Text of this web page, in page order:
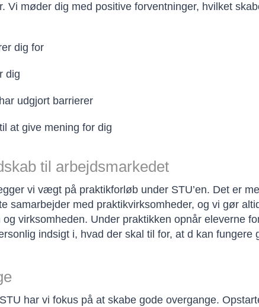
Vi møder dig med positive forventninger, hvilket
dig for
dig
udgjort barrierer
at give mening for dig
til arbejdsmarkedet
vi vægt på praktikforløb under STU’en. Det er
samarbejder med praktikvirksomheder, og vi gør
og virksomheden. Under praktikken opnår eleverne
indsigt i, hvad der skal til for, at d kan fungere
har vi fokus på at skabe gode overgange.